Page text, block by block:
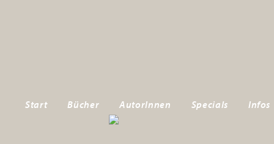
Start Bücher AutorInnen Specials Infos